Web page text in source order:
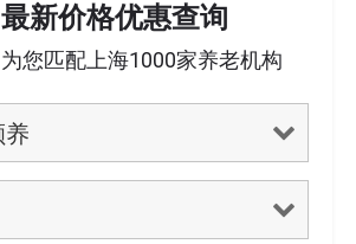
最新价格优惠查询
为您匹配上海1000家养老机构